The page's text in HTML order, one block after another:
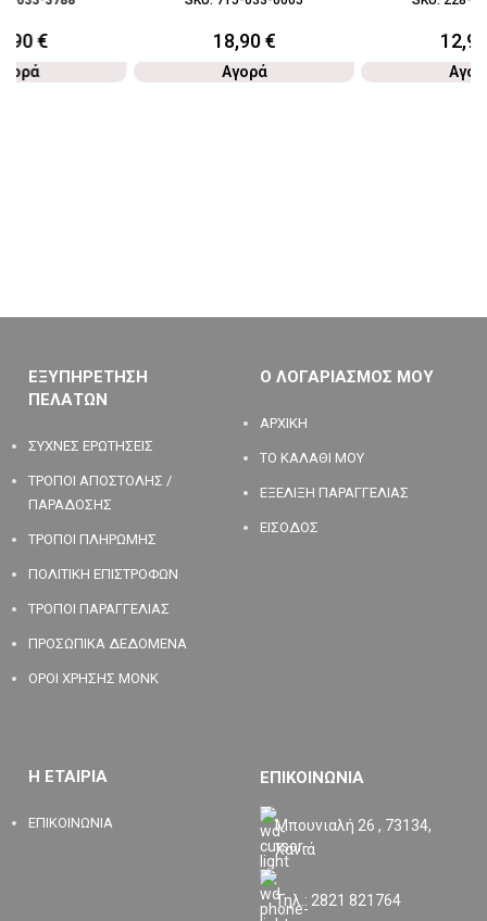
€ 18,90€
Αγορά
ΕΞΥΠΗΡΕΤΗΣΗ
ΠΕΛΑΤΩΝ
ΣΥΧΝΕΣ ΕΡΩΤΗΣΕΙΣ
ΤΡΟΠΟΙ ΑΠΟΣΤΟΛΗΣ /
ΠΑΡΑΔΟΣΗΣ
ΤΡΟΠΟΙ ΠΛΗΡΩΜΗΣ
ΠΟΛΙΤΙΚΗ ΕΠΙΣΤΡΟΦΩΝ
ΤΡΟΠΟΙ ΠΑΡΑΓΓΕΛΙΑΣ
ΠΡΟΣΩΠΙΚΑ ΔΕΔΟΜΕΝΑ
ΟΡΟΙ ΧΡΗΣΗΣ MONK
Ο ΛΟΓΑΡΙΑΣΜΟΣ ΜΟΥ
ΑΡΧΙΚΗ
ΤΟ ΚΑΛΑΘΙ ΜΟΥ
ΕΞΕΛΙΞΗ ΠΑΡΑΓΓΕΛΙΑΣ
ΕΙΣΟΔΟΣ
Η ΕΤΑΙΡΙΑ
ΕΠΙΚΟΙΝΩΝΙΑ
ΕΠΙΚΟΙΝΩΝΙΑ
Μπουνιαλή 26 , 73134,
Χανιά
Τηλ.: 2821 821764